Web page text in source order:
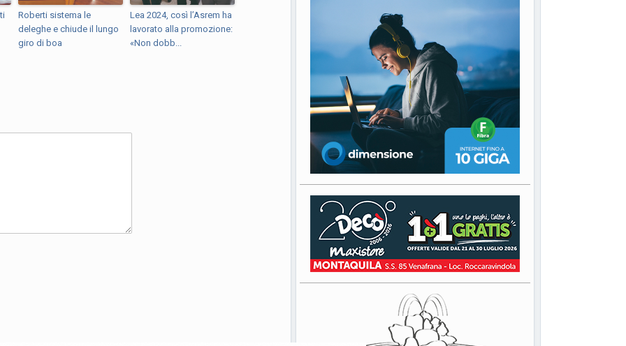
Roberti sistema le
deleghe e chiude il lungo
giro di boa
Lea 2024, così l’Asrem ha
lavorato alla promozione:
«Non dobb...